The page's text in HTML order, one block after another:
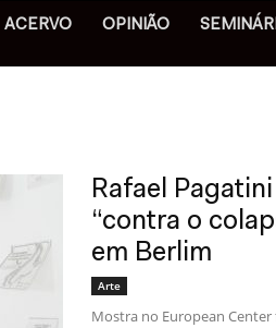
ACERVO OPINIÃO
Rafael
“contra o
em Berlim
Arte
Mostra no European